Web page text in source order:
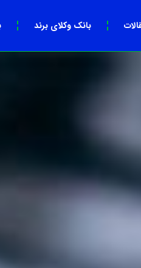
بانک وکلای برند